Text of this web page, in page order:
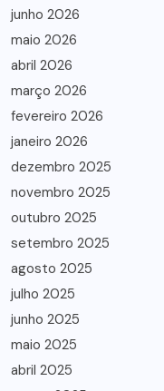
junho 2026
maio 2026
abril 2026
março 2026
fevereiro 2026
janeiro 2026
dezembro 2025
novembro 2025
outubro 2025
setembro 2025
agosto 2025
julho 2025
junho 2025
maio 2025
abril 2025